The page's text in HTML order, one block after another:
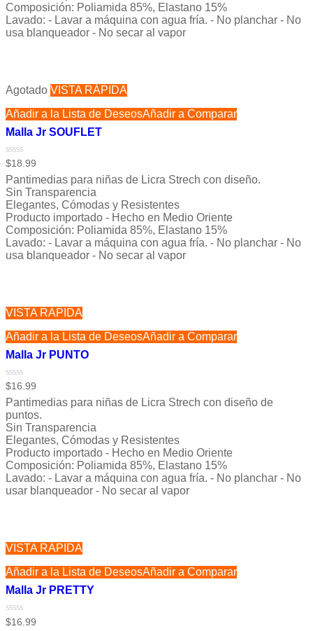
Composición: Poliamida 85%, Elastano 15%
Lavado: - Lavar a máquina con agua fría. - No planchar - No
usa blanqueador - No secar al vapor
Agotado VISTA RÁPIDA
Añadir a la Lista de DeseosAñadir a Comparar
Malla Jr SOUFLET
Valorado
0
de
5
$18.99
Pantimedias para niñas de Licra Strech con diseño.
Sin Transparencia
Elegantes, Cómodas y Resistentes
Producto importado - Hecho en Medio Oriente
Composición: Poliamida 85%, Elastano 15%
Lavado: - Lavar a máquina con agua fría. - No planchar - No
usa blanqueador - No secar al vapor
VISTA RÁPIDA
Añadir a la Lista de DeseosAñadir a Comparar
Malla Jr PUNTO
Valorado
0
de
5
$16.99
Pantimedias para niñas de Licra Strech con diseño de
puntos.
Sin Transparencia
Elegantes, Cómodas y Resistentes
Producto importado - Hecho en Medio Oriente
Composición: Poliamida 85%, Elastano 15%
Lavado: - Lavar a máquina con agua fría. - No planchar - No
usar blanqueador - No secar al vapor
VISTA RÁPIDA
Añadir a la Lista de DeseosAñadir a Comparar
Malla Jr PRETTY
Valorado
$16.99